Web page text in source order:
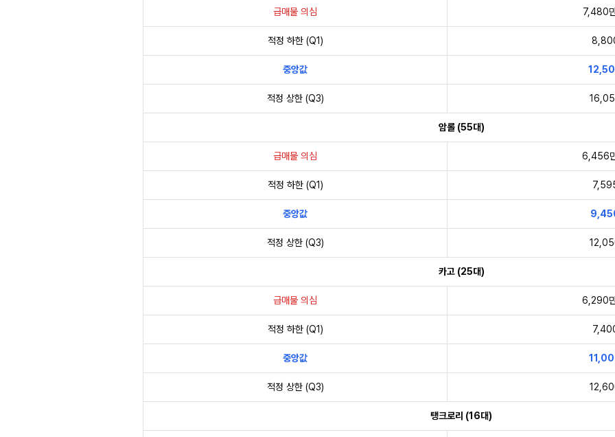
급매물 의심 7,480
적정 하한 (Q1)
중앙값
적정 상한 (Q3)
암롤 (55대)
급매물 의심 6,456
적정 하한 (Q1)
중앙값
적정 상한 (Q3)
카고 (25대)
급매물 의심 6,290
적정 하한 (Q1)
중앙값
적정 상한 (Q3)
탱크로리 (16대)